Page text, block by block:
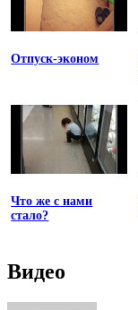
Отпуск-эконом
Что же с нами
стало?
Видео